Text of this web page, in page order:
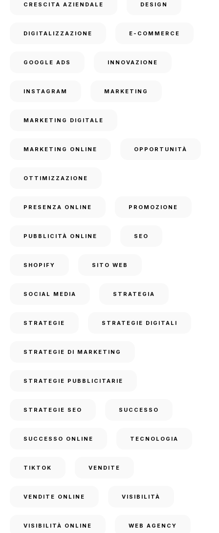
CRESCITA AZIENDALE DESIGN
DIGITALIZZAZIONE E-COMMERCE
GOOGLE ADS INNOVAZIONE
INSTAGRAM MARKETING
MARKETING DIGITALE
MARKETING ONLINE OPPORTUNITÀ
OTTIMIZZAZIONE
PRESENZA ONLINE PROMOZIONE
PUBBLICITÀ ONLINE SEO
SHOPIFY SITO WEB
SOCIAL MEDIA STRATEGIA
STRATEGIE STRATEGIE DIGITALI
STRATEGIE DI MARKETING
STRATEGIE PUBBLICITARIE
STRATEGIE SEO SUCCESSO
SUCCESSO ONLINE TECNOLOGIA
TIKTOK VENDITE
VENDITE ONLINE VISIBILITÀ
VISIBILITÀ ONLINE WEB AGENCY